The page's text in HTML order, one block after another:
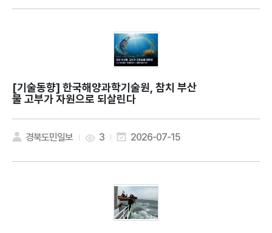
[기술동향]
물 고부가 자원으로 되살린다
경북도민일보 3 2026-07-15